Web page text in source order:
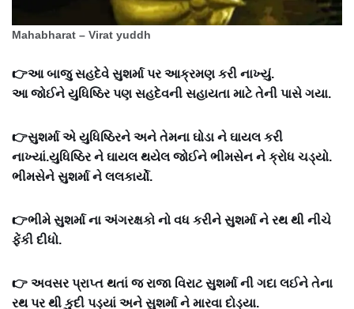
Mahabharat – Virat yuddh
👉આ બાજુ સહદેવે સુશર્મા પર આક્રમણ કરી નાખ્યું.
આ જોઈને યુધિષ્ઠિર પણ સહદેવની સહાયતા માટે તેની પાસે ગયા.
👉સુશર્મા એ યુધિષ્ઠિરને અને તેમના ઘોડા ને ઘાયલ કરી
નાખ્યાં.યુધિષ્ઠિર ને ઘાયલ થયેલ જોઈને ભીમસેન ને ક્રોધ ચડ્યો.
ભીમસેને સુશર્મા ને લલકાર્યો.
👉ભીમે સુશર્મા ના અંગરક્ષકો નો વધ કરીને સુશર્મા ને રથ થી નીચે
ફેંકી દીધો.
👉 અવસર પ્રાપ્ત થતાં જ રાજા વિરાટ સુશર્મા ની ગદા લઈને તેના
રથ પર થી કુદી પડ્યાં અને સુશર્મા ને મારવા દોડ્યા.